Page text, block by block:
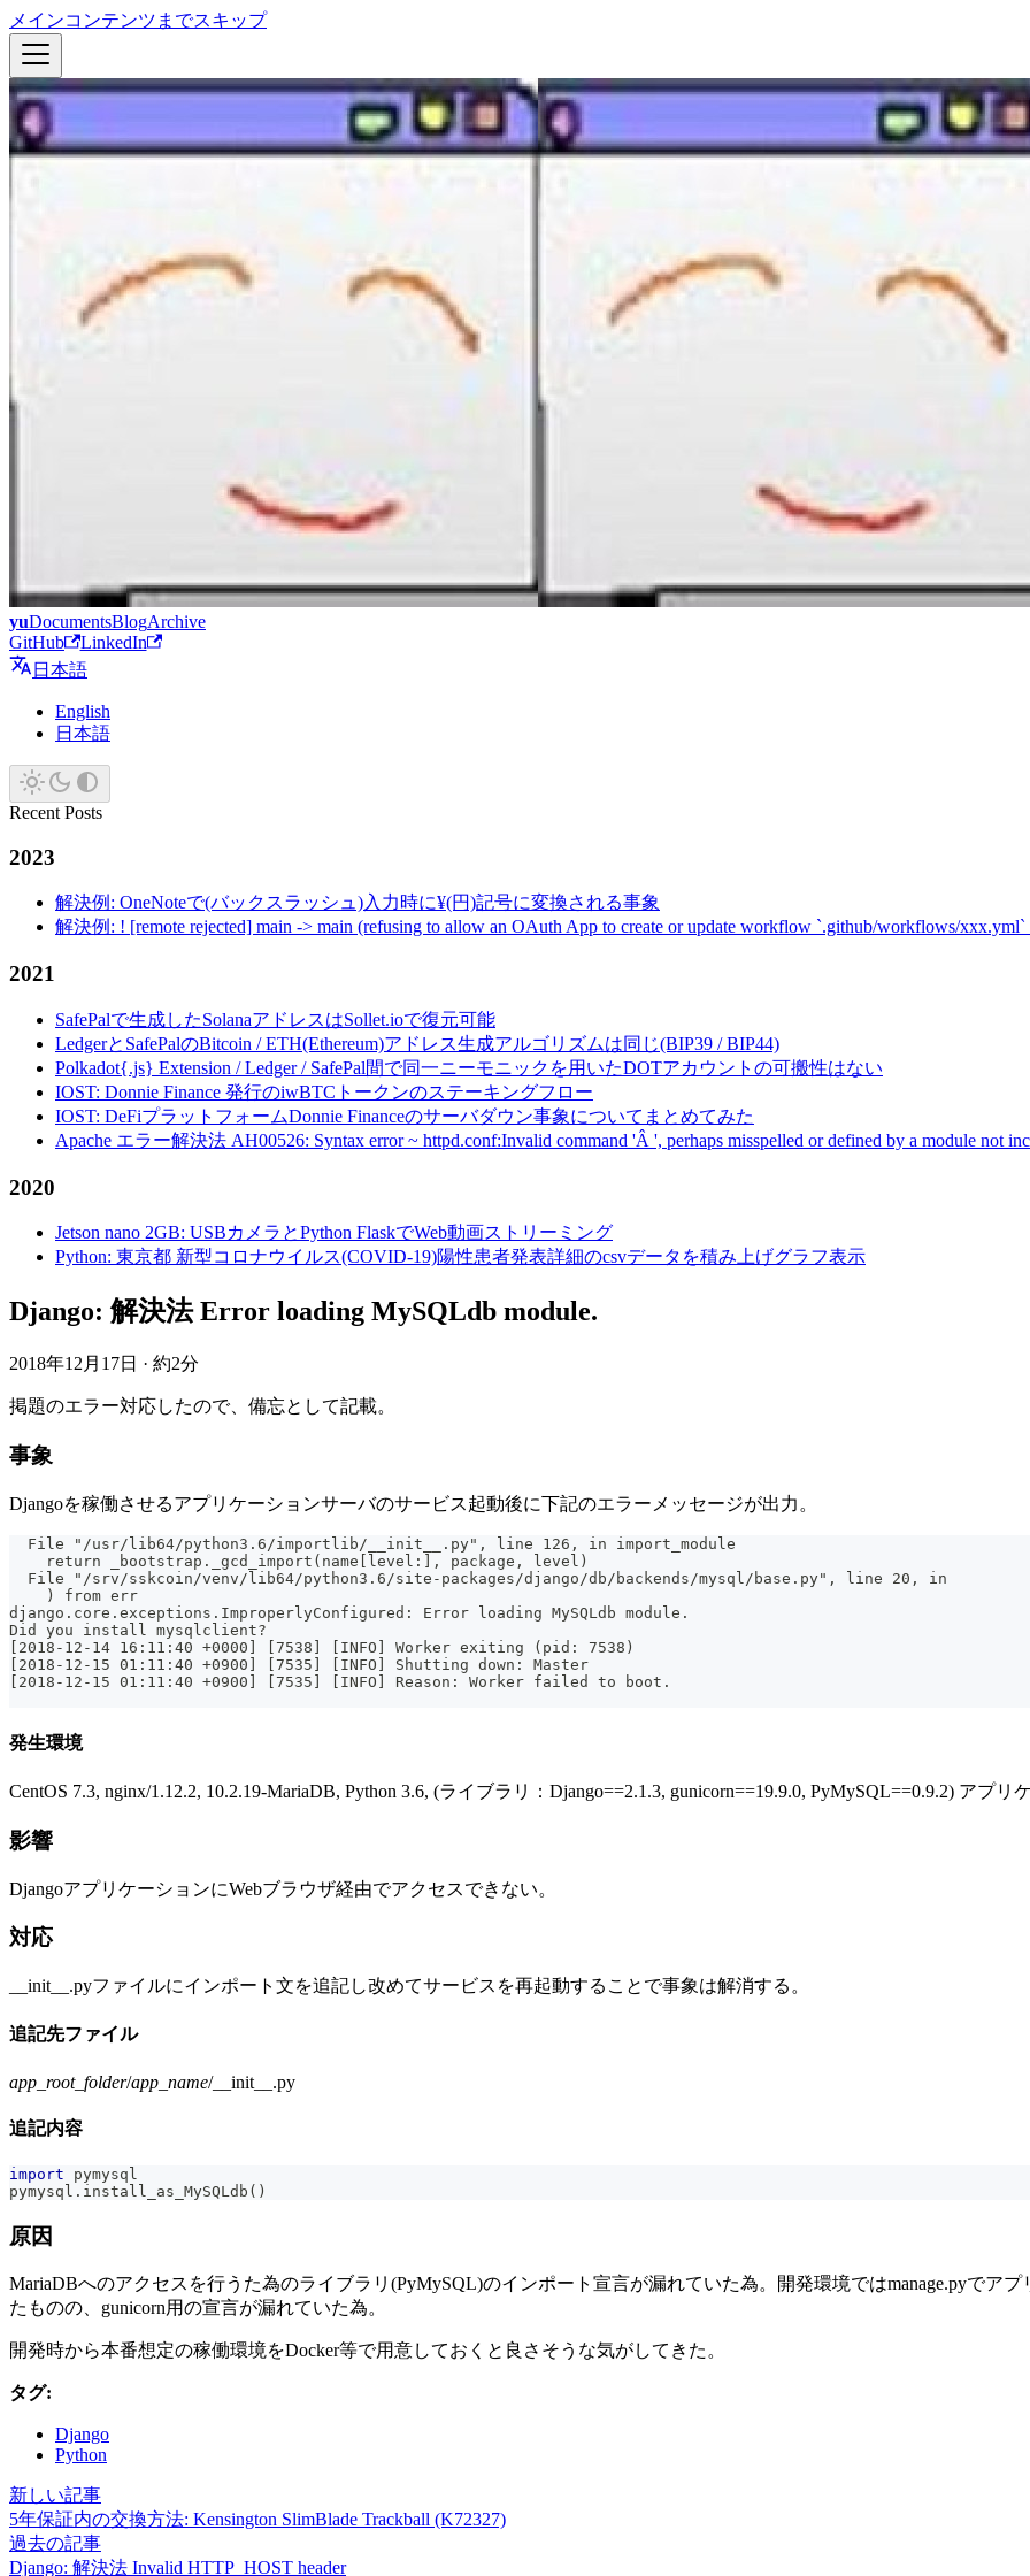
メインコンテンツまでスキップ
yuDocumentsBlogArchive
GitHub
LinkedIn
日本語
English
日本語
Recent Posts
2023
解決例: OneNoteで(バックスラッシュ)入力時に¥(円)記号に変換される事象
解決例: ! [remote rejected] main -> main (refusing to allow an OAuth App to create or update workflow `.github/workflows/
2021
SafePalで生成したSolanaアドレスはSollet.ioで復元可能
LedgerとSafePalのBitcoin / ETH(Ethereum)アドレス生成アルゴリズムは同じ(BIP39 / BIP44)
Polkadot{.js} Extension / Ledger / SafePal間で同一ニーモニックを用いたDOTアカウントの可搬性はない
IOST: Donnie Finance 発行のiwBTCトークンのステーキングフロー
IOST: DeFiプラットフォームDonnie Financeのサーバダウン事象についてまとめてみた
Apache エラー解決法 AH00526: Syntax error ~ httpd.conf:Invalid command 'Â ', perhaps misspelled or defined by a module not
2020
Jetson nano 2GB: USBカメラとPython FlaskでWeb動画ストリーミング
Python: 東京都 新型コロナウイルス(COVID-19)陽性患者発表詳細のcsvデータを積み上げグラフ表示
Django: 解決法 Error loading MySQLdb module.
2018年12月17日 · 約2分
掲題のエラー対応したので、備忘として記載。
事象
Djangoを稼働させるアプリケーションサーバのサービス起動後に下記のエラーメッセージが出力。
  File "/usr/lib64/python3.6/importlib/__init__.py", line 126, in import_module
    return _bootstrap._gcd_import(name[level:], package, level)
  File "/srv/sskcoin/venv/lib64/python3.6/site-packages/django/db/backends/mysql/base.py", line 20, in
    ) from err
django.core.exceptions.ImproperlyConfigured: Error loading MySQLdb module.
Did you install mysqlclient?
[2018-12-14 16:11:40 +0000] [7538] [INFO] Worker exiting (pid: 7538)
[2018-12-15 01:11:40 +0900] [7535] [INFO] Shutting down: Master
[2018-12-15 01:11:40 +0900] [7535] [INFO] Reason: Worker failed to boot.
発生環境
CentOS 7.3, nginx/1.12.2, 10.2.19-MariaDB, Python 3.6, (ライブラリ：Django==2.1.3, gunicorn==19.9.0, PyMySQL==0.9.2) アプリ
影響
DjangoアプリケーションにWebブラウザ経由でアクセスできない。
対応
__init__.pyファイルにインポート文を追記し改めてサービスを再起動することで事象は解消する。
追記先ファイル
app_root_folder/app_name/__init__.py
追記内容
import pymysql
pymysql . install_as_MySQLdb ( )
原因
MariaDBへのアクセスを行うた為のライブラリ(PyMySQL)のインポート宣言が漏れていた為。開発環境ではmanage.pyでア
たものの、gunicorn用の宣言が漏れていた為。
開発時から本番想定の稼働環境をDocker等で用意しておくと良さそうな気がしてきた。
タグ:
Django
Python
新しい記事
5年保証内の交換方法: Kensington SlimBlade Trackball (K72327)
過去の記事
Django: 解決法 Invalid HTTP_HOST header